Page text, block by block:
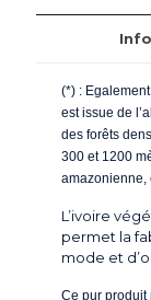
(*) :
est issue de
des forêts
300 et 1200
amazonienne,
L’ivoire
permet la
mode et
Ce pur produit